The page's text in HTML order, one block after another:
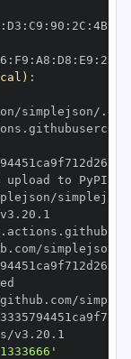
: D3 : C9 : 90 : 2C : 4B:
: F9 : A8 : D8 : E9 : 28
:
simplejson/
simplejson/